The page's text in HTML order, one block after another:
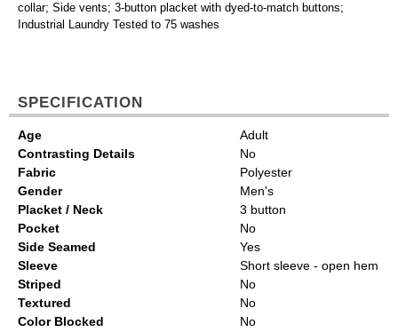
collar; Side vents; 3-button placket with dyed-to-match buttons;
Industrial Laundry Tested to 75 washes
SPECIFICATION
Age
Adult
Contrasting Details
No
Fabric
Polyester
Gender
Men's
Placket / Neck
3 button
Pocket
No
Side Seamed
Yes
Sleeve
Short sleeve - open hem
Striped
No
Textured
No
Color Blocked
No